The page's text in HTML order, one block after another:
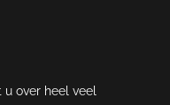
over heel veel